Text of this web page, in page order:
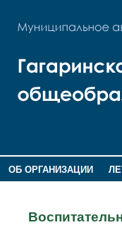
ОБ ОРГАНИЗАЦИИ